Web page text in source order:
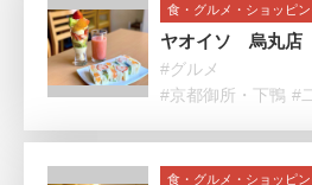
食・グルメ・ショッピ
ヤオイソ 烏丸店
#グルメ
#京都御所・下鴨 #
食・グルメ・ショッピ